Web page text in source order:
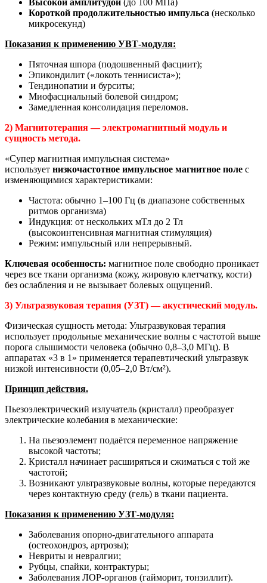
Короткой продолжительностью импульса (несколько
микросекунд)
Показания к применению УВТ-модуля:
Пяточная шпора (подошвенный фасциит);
Эпикондилит («локоть теннисиста»);
Тендинопатии и бурситы;
Миофасциальный болевой синдром;
Замедленная консолидация переломов.
2) Магнитотерапия — электромагнитный модуль и
сущность метода.
«Супер магнитная импульсная система»
использует низкочастотное импульсное магнитное поле с
изменяющимися характеристиками:
Частота: обычно 1–100 Гц (в диапазоне собственных
ритмов организма)
Индукция: от нескольких мТл до 2 Тл
(высокоинтенсивная магнитная стимуляция)
Режим: импульсный или непрерывный.
Ключевая особенность: магнитное поле свободно проникает
через все ткани организма (кожу, жировую клетчатку, кости)
без ослабления и не вызывает болевых ощущений.
3) Ультразвуковая терапия (УЗТ) — акустический модуль.
Физическая сущность метода: Ультразвуковая терапия
использует продольные механические волны с частотой выше
порога слышимости человека (обычно 0,8–3,0 МГц). В
аппаратах «3 в 1» применяется терапевтический ультразвук
низкой интенсивности (0,05–2,0 Вт/см²).
Принцип действия.
Пьезоэлектрический излучатель (кристалл) преобразует
электрические колебания в механические:
На пьезоэлемент подаётся переменное напряжение
высокой частоты;
Кристалл начинает расширяться и сжиматься с той же
частотой;
Возникают ультразвуковые волны, которые передаются
через контактную среду (гель) в ткани пациента.
Показания к применению УЗТ-модуля:
Заболевания опорно-двигательного аппарата
(остеохондроз, артрозы);
Невриты и невралгии;
Рубцы, спайки, контрактуры;
Заболевания ЛОР-органов (гайморит, тонзиллит).